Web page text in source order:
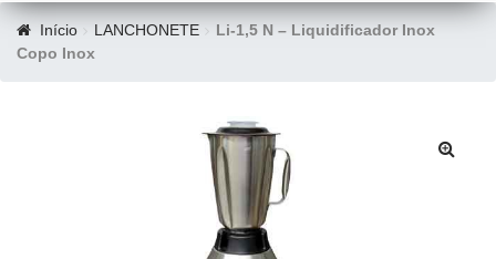
Início LANCHONETE
Li-1,5 N – Liquidificador Inox
Copo Inox